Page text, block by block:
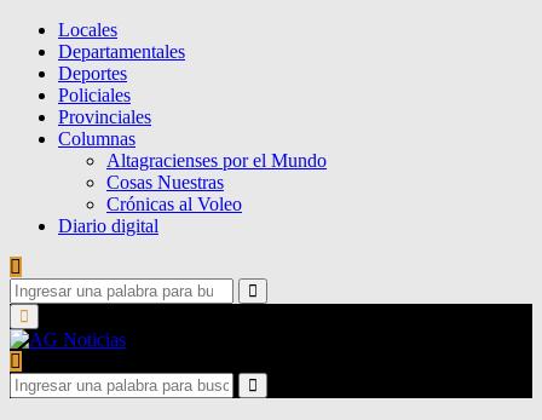
Locales
Departamentales
Deportes
Policiales
Provinciales
Columnas
Altagracienses por el Mundo
Cosas Nuestras
Crónicas al Voleo
Diario digital
Search
for:
Search
Primary
Menu
Search
for:
Search